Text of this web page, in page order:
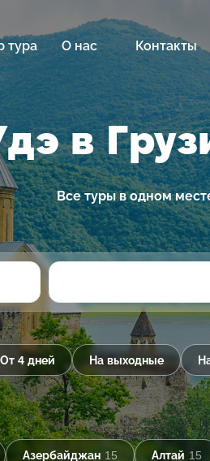
тура О нас Контакты
в
Все туры в одном
От 4 дней На выходные
Азербайджан 15 Алтай 15